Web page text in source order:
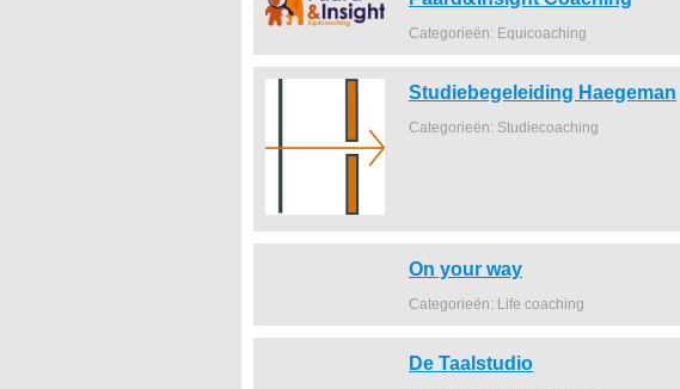
Categorieën: Equicoaching
Studiebegeleiding Haegeman
Categorieën: Studiecoaching
On your way
Categorieën: Life coaching
De Taalstudio